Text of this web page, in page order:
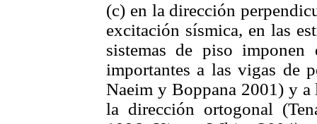
(c) en la dirección
excitación sísmica, en las
sistemas de piso
importantes a las vigas de
Naeim y Boppana 2001) y a
la dirección ortogonal